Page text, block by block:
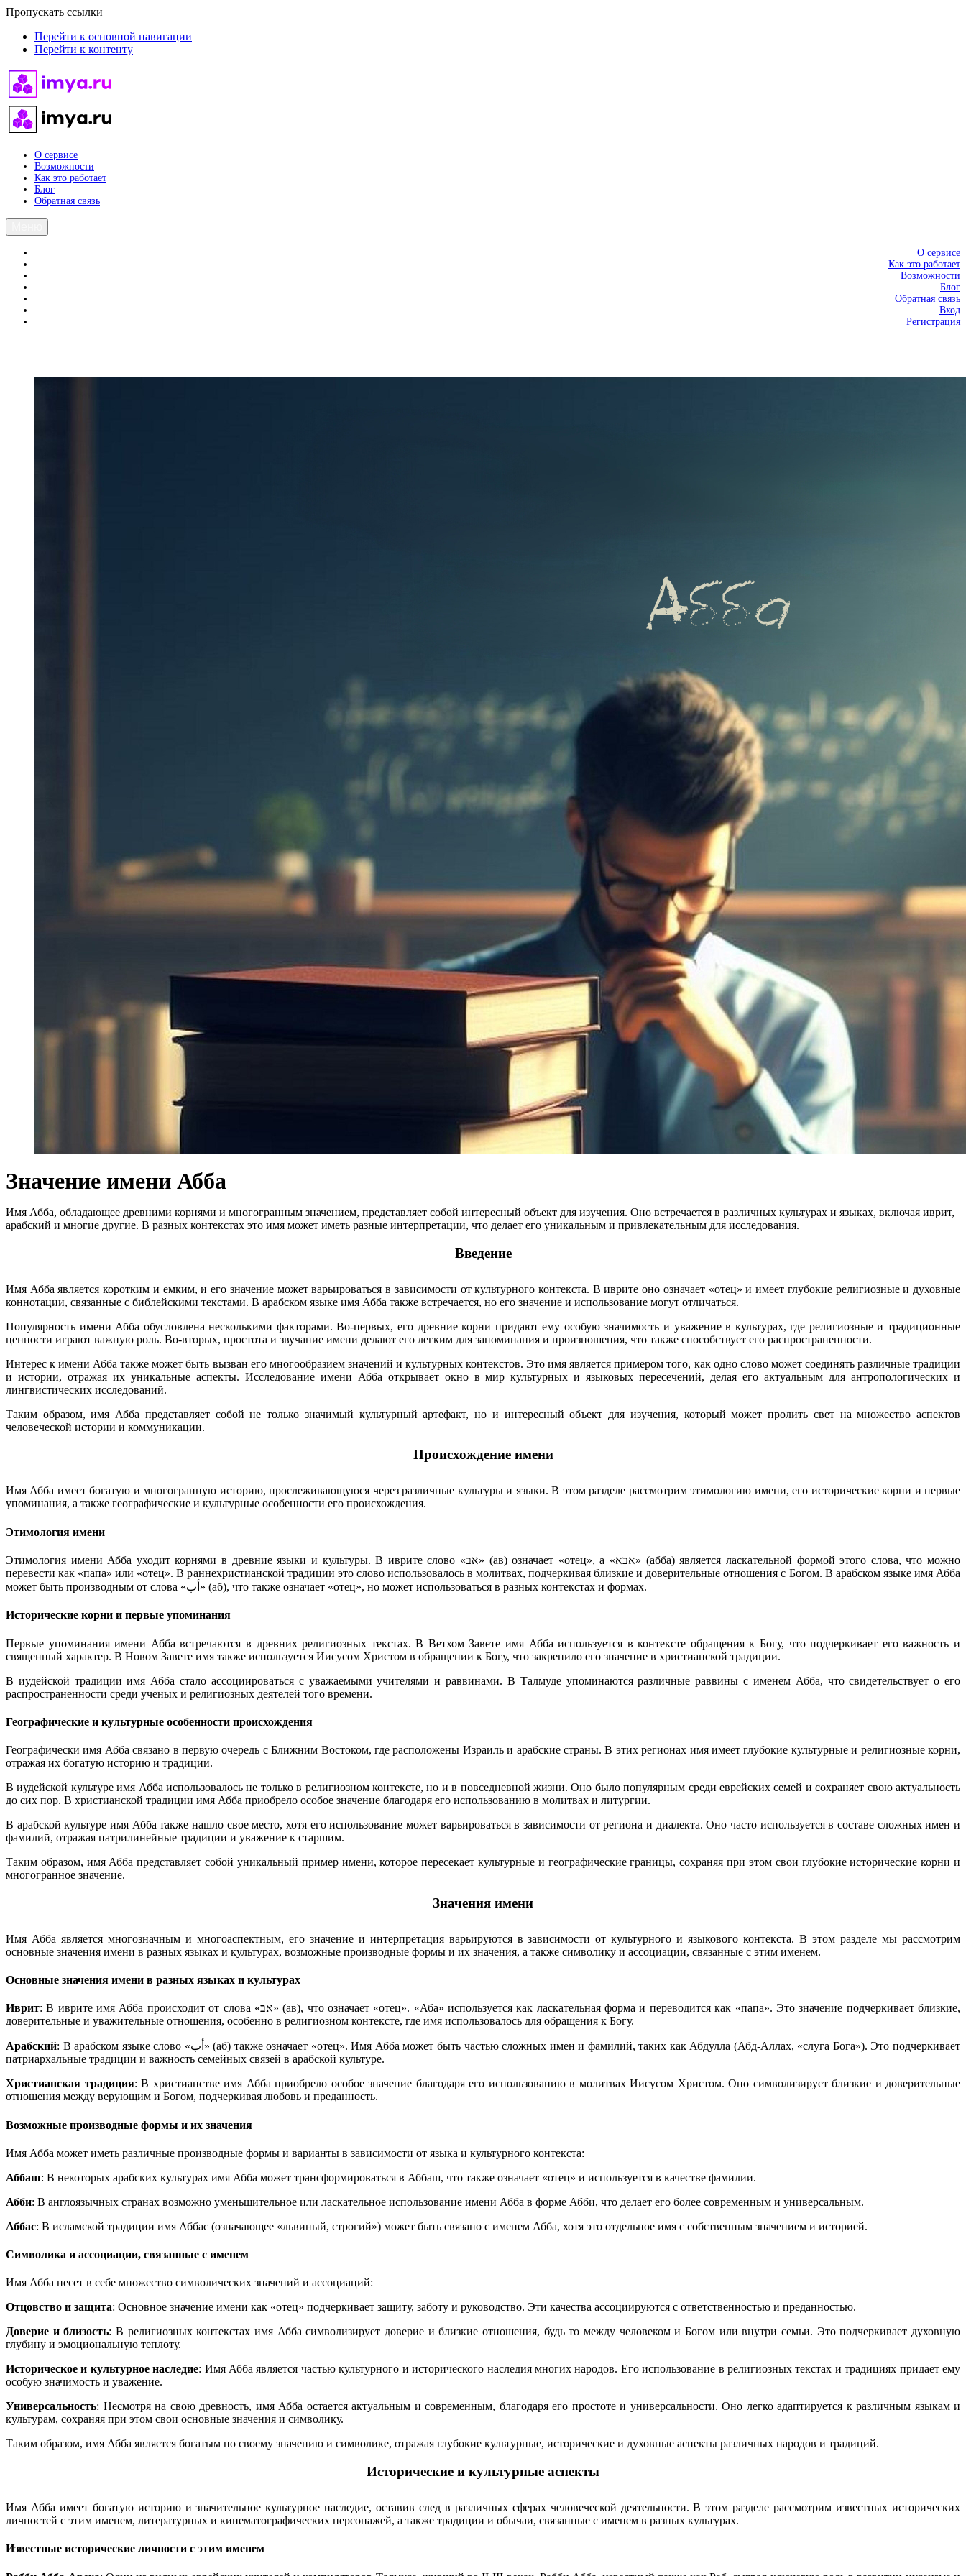
Пропускать ссылки
Перейти к основной навигации
Перейти к контенту
О сервисе
Возможности
Как это работает
Блог
Обратная связь
О сервисе
Как это работает
Возможности
Блог
Обратная связь
Вход
Регистрация
Значение имени Абба
Имя Абба, обладающее древними корнями и многогранным значением, представляет собой интересный объект для изучения. Оно встречается в различных культурах и языках, включая иврит,
арабский и многие другие. В разных контекстах это имя может иметь разные интерпретации, что делает его уникальным и привлекательным для исследования.
Введение
Имя Абба является коротким и емким, и его значение может варьироваться в зависимости от культурного контекста. В иврите оно означает «отец» и имеет глубокие религиозные и духовные
коннотации, связанные с библейскими текстами. В арабском языке имя Абба также встречается, но его значение и использование могут отличаться.
Популярность имени Абба обусловлена несколькими факторами. Во-первых, его древние корни придают ему особую значимость и уважение в культурах, где религиозные и традиционные
ценности играют важную роль. Во-вторых, простота и звучание имени делают его легким для запоминания и произношения, что также способствует его распространенности.
Интерес к имени Абба также может быть вызван его многообразием значений и культурных контекстов. Это имя является примером того, как одно слово может соединять различные традиции
и истории, отражая их уникальные аспекты. Исследование имени Абба открывает окно в мир культурных и языковых пересечений, делая его актуальным для антропологических и
лингвистических исследований.
Таким образом, имя Абба представляет собой не только значимый культурный артефакт, но и интересный объект для изучения, который может пролить свет на множество аспектов
человеческой истории и коммуникации.
Происхождение имени
Имя Абба имеет богатую и многогранную историю, прослеживающуюся через различные культуры и языки. В этом разделе рассмотрим этимологию имени, его исторические корни и первые
упоминания, а также географические и культурные особенности его происхождения.
Этимология имени
Этимология имени Абба уходит корнями в древние языки и культуры. В иврите слово «אב» (ав) означает «отец», а «אבא» (абба) является ласкательной формой этого слова, что можно
перевести как «папа» или «отец». В раннехристианской традиции это слово использовалось в молитвах, подчеркивая близкие и доверительные отношения с Богом. В арабском языке имя Абба
может быть производным от слова «أب» (аб), что также означает «отец», но может использоваться в разных контекстах и формах.
Исторические корни и первые упоминания
Первые упоминания имени Абба встречаются в древних религиозных текстах. В Ветхом Завете имя Абба используется в контексте обращения к Богу, что подчеркивает его важность и
священный характер. В Новом Завете имя также используется Иисусом Христом в обращении к Богу, что закрепило его значение в христианской традиции.
В иудейской традиции имя Абба стало ассоциироваться с уважаемыми учителями и раввинами. В Талмуде упоминаются различные раввины с именем Абба, что свидетельствует о его
распространенности среди ученых и религиозных деятелей того времени.
Географические и культурные особенности происхождения
Географически имя Абба связано в первую очередь с Ближним Востоком, где расположены Израиль и арабские страны. В этих регионах имя имеет глубокие культурные и религиозные корни,
отражая их богатую историю и традиции.
В иудейской культуре имя Абба использовалось не только в религиозном контексте, но и в повседневной жизни. Оно было популярным среди еврейских семей и сохраняет свою актуальность
до сих пор. В христианской традиции имя Абба приобрело особое значение благодаря его использованию в молитвах и литургии.
В арабской культуре имя Абба также нашло свое место, хотя его использование может варьироваться в зависимости от региона и диалекта. Оно часто используется в составе сложных имен и
фамилий, отражая патрилинейные традиции и уважение к старшим.
Таким образом, имя Абба представляет собой уникальный пример имени, которое пересекает культурные и географические границы, сохраняя при этом свои глубокие исторические корни и
многогранное значение.
Значения имени
Имя Абба является многозначным и многоаспектным, его значение и интерпретация варьируются в зависимости от культурного и языкового контекста. В этом разделе мы рассмотрим
основные значения имени в разных языках и культурах, возможные производные формы и их значения, а также символику и ассоциации, связанные с этим именем.
Основные значения имени в разных языках и культурах
Иврит: В иврите имя Абба происходит от слова «אב» (ав), что означает «отец». «Аба» используется как ласкательная форма и переводится как «папа». Это значение подчеркивает близкие,
доверительные и уважительные отношения, особенно в религиозном контексте, где имя использовалось для обращения к Богу.
Арабский: В арабском языке слово «أب» (аб) также означает «отец». Имя Абба может быть частью сложных имен и фамилий, таких как Абдулла (Абд-Аллах, «слуга Бога»). Это подчеркивает
патриархальные традиции и важность семейных связей в арабской культуре.
Христианская традиция: В христианстве имя Абба приобрело особое значение благодаря его использованию в молитвах Иисусом Христом. Оно символизирует близкие и доверительные
отношения между верующим и Богом, подчеркивая любовь и преданность.
Возможные производные формы и их значения
Имя Абба может иметь различные производные формы и варианты в зависимости от языка и культурного контекста:
Аббаш: В некоторых арабских культурах имя Абба может трансформироваться в Аббаш, что также означает «отец» и используется в качестве фамилии.
Абби: В англоязычных странах возможно уменьшительное или ласкательное использование имени Абба в форме Абби, что делает его более современным и универсальным.
Аббас: В исламской традиции имя Аббас (означающее «львиный, строгий») может быть связано с именем Абба, хотя это отдельное имя с собственным значением и историей.
Символика и ассоциации, связанные с именем
Имя Абба несет в себе множество символических значений и ассоциаций:
Отцовство и защита: Основное значение имени как «отец» подчеркивает защиту, заботу и руководство. Эти качества ассоциируются с ответственностью и преданностью.
Доверие и близость: В религиозных контекстах имя Абба символизирует доверие и близкие отношения, будь то между человеком и Богом или внутри семьи. Это подчеркивает духовную
глубину и эмоциональную теплоту.
Историческое и культурное наследие: Имя Абба является частью культурного и исторического наследия многих народов. Его использование в религиозных текстах и традициях придает ему
особую значимость и уважение.
Универсальность: Несмотря на свою древность, имя Абба остается актуальным и современным, благодаря его простоте и универсальности. Оно легко адаптируется к различным языкам и
культурам, сохраняя при этом свои основные значения и символику.
Таким образом, имя Абба является богатым по своему значению и символике, отражая глубокие культурные, исторические и духовные аспекты различных народов и традиций.
Исторические и культурные аспекты
Имя Абба имеет богатую историю и значительное культурное наследие, оставив след в различных сферах человеческой деятельности. В этом разделе рассмотрим известных исторических
личностей с этим именем, литературных и кинематографических персонажей, а также традиции и обычаи, связанные с именем в разных культурах.
Известные исторические личности с этим именем